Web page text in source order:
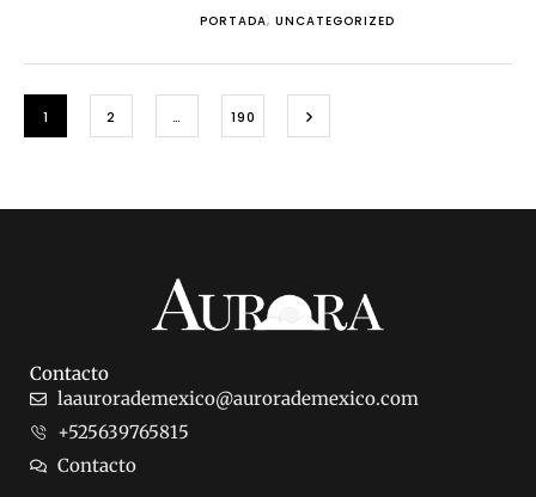
PORTADA, UNCATEGORIZED
1 2 … 190
Contacto
laaurorademexico@aurorademexico.com
+525639765815
Contacto